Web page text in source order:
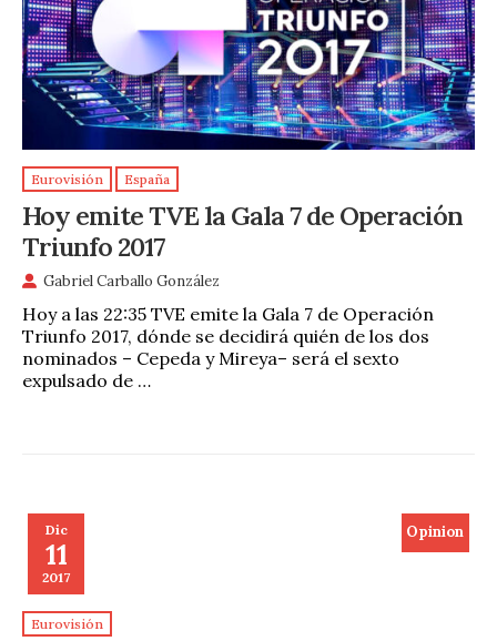
Eurovisión España
Hoy emite TVE la Gala 7 de Operación
Triunfo 2017
Gabriel Carballo González
Hoy a las 22:35 TVE emite la Gala 7 de Operación
Triunfo 2017, dónde se decidirá quién de los dos
nominados – Cepeda y Mireya– será el sexto
expulsado de …
Dic
11
2017
Opinion
Eurovisión